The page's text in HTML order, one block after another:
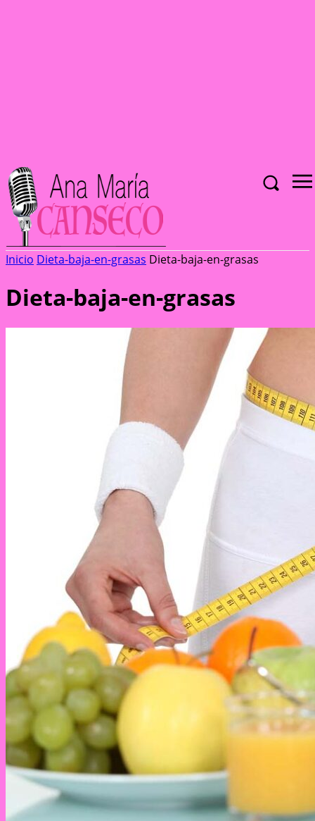
Inicio Dieta-baja-en-grasas Dieta-baja-en-grasas
Dieta-baja-en-grasas